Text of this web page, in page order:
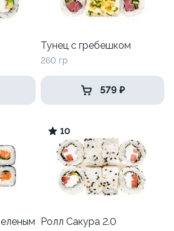
Тунец с гребешком
260 гр
579 ₽
10
Ролл Сакура 2.0